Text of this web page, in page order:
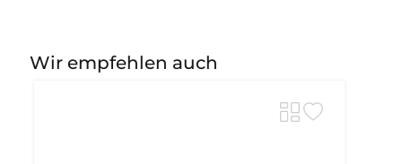
Wir empfehlen auch